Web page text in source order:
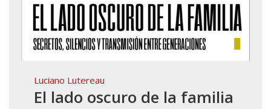
Luciano Lutereau
El lado oscuro de la familia